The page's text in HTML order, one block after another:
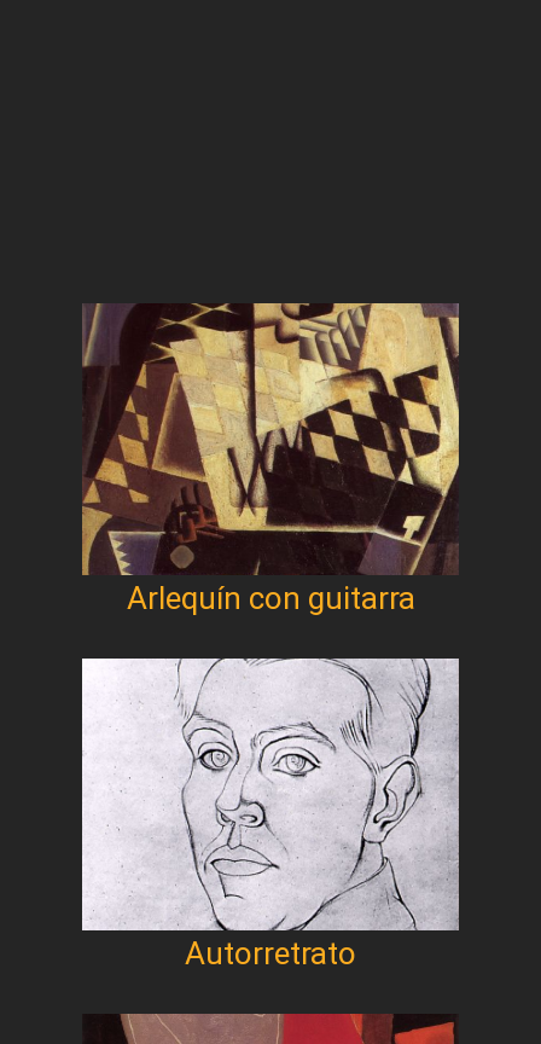
Arlequín con guitarra
Autorretrato